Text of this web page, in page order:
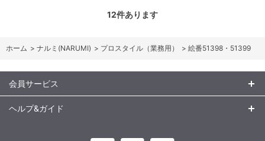
12件あります
ホーム > ナルミ(NARUMI) > プロスタイル（業務用） > 絵番51398・51399
会員サービス
ヘルプ&ガイド